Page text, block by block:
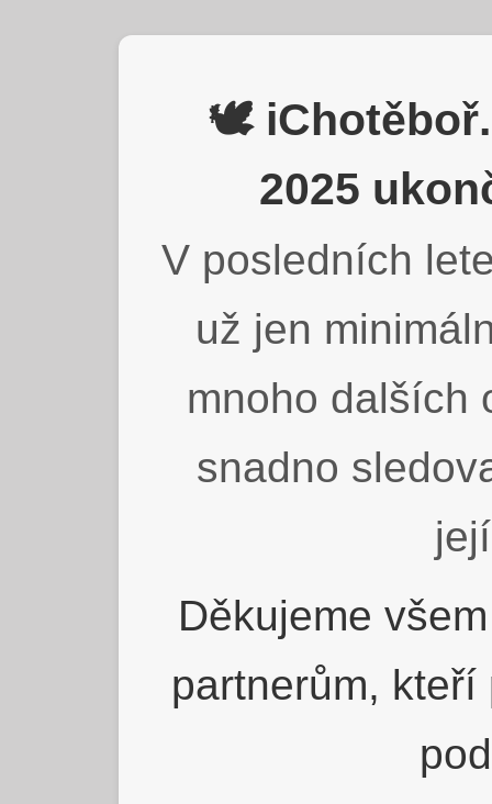
🕊️
2025
V posledních
už jen
mnoho dalších
snadno
Děkujeme
partnerům,